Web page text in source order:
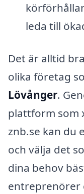
leda till
Det är alltid
olika företag
Lövånger.
plattform som
znb.se kan du
och välja det
dina behov
entreprenörer